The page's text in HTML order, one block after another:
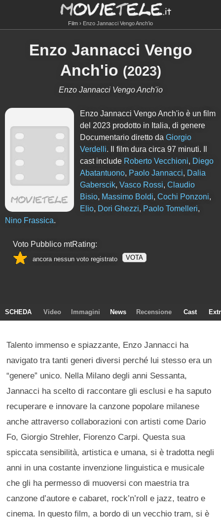
Film Enzo Jannacci Vengo Anch’io
Enzo Jannacci Vengo
Anch'io (2023)
Enzo Jannacci Vengo Anch'io
Enzo Jannacci Vengo Anch'io è un film
del 2023 prodotto in Italia, di genere
Documentario diretto daGiorgio
Verdelli. Il film dura circa97 minuti. Il
cast include Roberto Vecchioni, Diego
Abatantuono, Paolo Jannacci, Dalia
Gaberscik,Vasco Rossi,Claudio
Bisio, Massimo Boldi,Cochi Ponzoni,
Elio, Dori Ghezzi, Paolo Tomelleri,
Nino Frassica.
Voto Pubblico mtRating:
ancora nessun voto registrato VOTA
SCHEDA Video Immagini News Recensione Cast
Talento immenso e spiazzante, Enzo Jannacci ha
navigato tra tanti generi diversi perché lui stesso era un
“genere” unico. Nella Milano degli anni Sessanta,
Jannacci ha scelto di raccontare gli esclusi e ha saputo
recuperare e innovare la canzone popolare milanese
anche attraverso collaborazioni con artisti come Dario
Fo, Giorgio Strehler, Fiorenzo Carpi. Questa sua
spiccata sensibilità, artistica e umana, si è tradotta negli
anni in una costante invenzione linguistica e musicale
che gli ha permesso di muoversi con maestria tra
canzone d’autore e cabaret, rock’n’roll e jazz, teatro e
cinema. In questo film, a bordo di un vecchio tram, si è